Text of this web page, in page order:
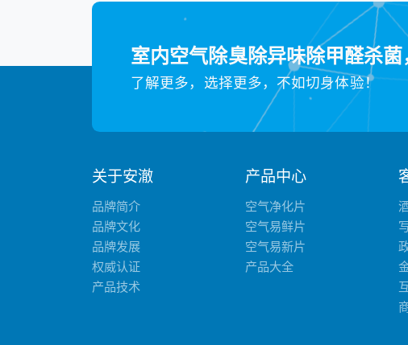
室内空气除臭除异味除甲醛杀
了解更多，选择更多，不如切身体验！
关于安澈
品牌简介
品牌文化
品牌发展
权威认证
产品技术
产品中心
空气净化片
空气易鲜片
空气易新片
产品大全